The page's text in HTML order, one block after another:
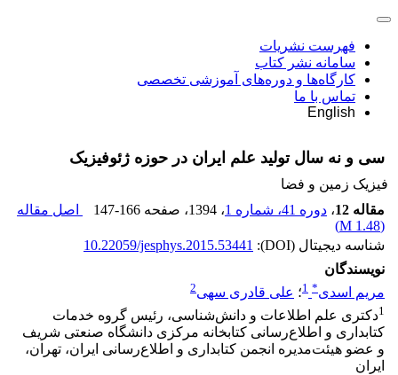
فهرست نشریات
سامانه نشر کتاب
کارگاه‌ها و دوره‌های آموزشی تخصصی
تماس با ما
English
سی و نه سال تولید علم ایران در حوزه ژئوفیزیک
فیزیک زمین و فضا
مقاله 12
، دوره 41، شماره 1 ، 1394 ، صفحه 147-166
اصل مقاله
(
1.48 M
)
شناسه دیجیتال (DOI):
10.22059/jesphys.2015.53441
نویسندگان
مریم اسدی*
1؛ علی قادری سهی2
1دکتری علم اطلاعات و دانش‌شناسی، رئیس گروه خدمات
کتابداری و اطلاع‌رسانی کتابخانه مرکزی دانشگاه صنعتی شریف
و عضو هیئت‌مدیره انجمن کتابداری و اطلاع‌رسانی ایران، تهران،
ایران